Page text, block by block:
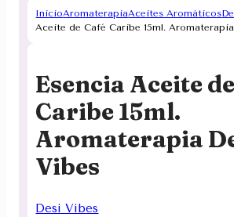
InicioAromaterapiaAceites Aromáticos
Aceite de Café Caribe 15ml.
Esencia Aceite
Caribe 15ml.
Aromaterapia
Vibes
Desi Vibes